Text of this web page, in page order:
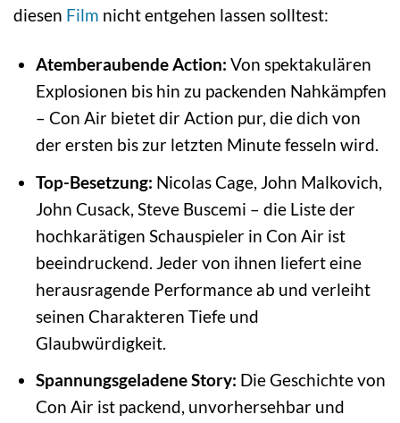
diesen Film nicht entgehen lassen solltest:
Atemberaubende Action: Von spektakulären
Explosionen bis hin zu packenden Nahkämpfen
– Con Air bietet dir Action pur, die dich von
der ersten bis zur letzten Minute fesseln wird.
Top-Besetzung: Nicolas Cage, John Malkovich,
John Cusack, Steve Buscemi – die Liste der
hochkarätigen Schauspieler in Con Air ist
beeindruckend. Jeder von ihnen liefert eine
herausragende Performance ab und verleiht
seinen Charakteren Tiefe und
Glaubwürdigkeit.
Spannungsgeladene Story: Die Geschichte von
Con Air ist packend, unvorhersehbar und